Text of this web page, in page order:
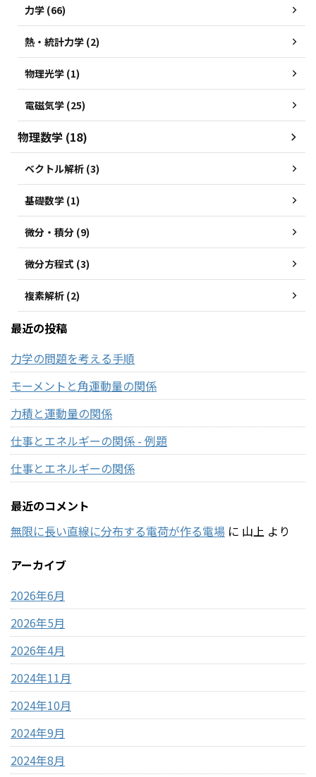
力学 (66)
熱・統計力学 (2)
物理光学 (1)
電磁気学 (25)
物理数学 (18)
ベクトル解析 (3)
基礎数学 (1)
微分・積分 (9)
微分方程式 (3)
複素解析 (2)
最近の投稿
力学の問題を考える手順
モーメントと角運動量の関係
力積と運動量の関係
仕事とエネルギーの関係 - 例題
仕事とエネルギーの関係
最近のコメント
無限に長い直線に分布する電荷が作る電場 に 山上 より
アーカイブ
2026年6月
2026年5月
2026年4月
2024年11月
2024年10月
2024年9月
2024年8月